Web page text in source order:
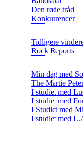
Den røde tråd
Konkurrencer
Tidligere
Rock Reports
Min dag med
The Martie
I studiet med
I studiet med
I Studiet med
I studiet med